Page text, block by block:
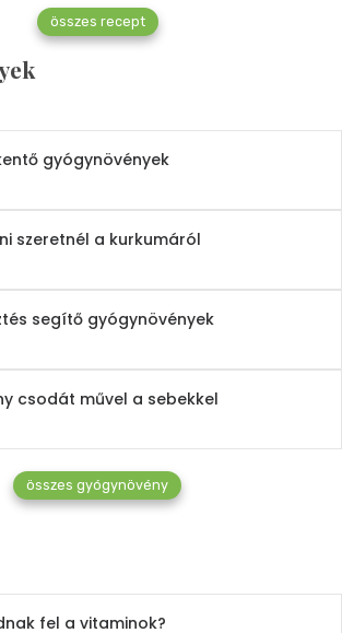
összes recept
gyógynövények
szeretnél a kurkumáról
segítő gyógynövények
csodát művel a sebekkel
összes gyógynövény
12 vitaminról
fel a vitaminok?